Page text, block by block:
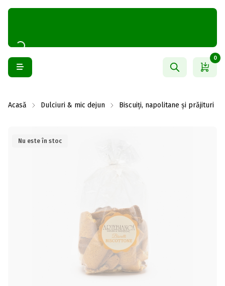
0
Acasă Dulciuri & mic dejun Biscuiți, napolitane și prăjituri
Nu este în stoc